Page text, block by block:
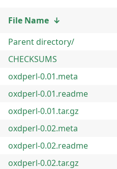
File Name ↓
Parent directory/
CHECKSUMS
oxdperl-0.01.meta
oxdperl-0.01.readme
oxdperl-0.01.tar.gz
oxdperl-0.02.meta
oxdperl-0.02.readme
oxdperl-0.02.tar.gz